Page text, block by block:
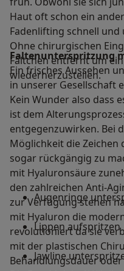
Haut oft schon ein
Fadenlifting schnell
Ohne chirurgischen
Fältchen entfernt um
wiederherzustellen.
Faltenunterspritzung
Ein frisches Aussehen
in unserer Gesellschaft
Kein Wunder also dass
ist dem
entgegenzuwirken. Bei
Möglichkeit die
sogar rückgängig zu
mit Hyaluronsäure
den zahlreichen Anti-
zur Verfügung stehen
mit Hyaluron die
revolutioniert da sie
mit der plastischen
Behandlungsdauer
Augenringe
Lippen aufspritzen
Jawline